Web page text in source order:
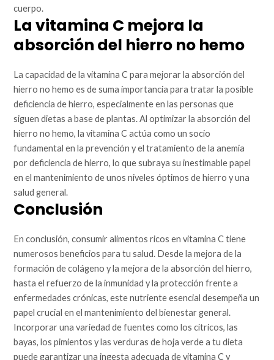
cuerpo.
La vitamina C mejora la
absorción del hierro no hemo
La capacidad de la vitamina C para mejorar la absorción del
hierro no hemo es de suma importancia para tratar la posible
deficiencia de hierro, especialmente en las personas que
siguen dietas a base de plantas. Al optimizar la absorción del
hierro no hemo, la vitamina C actúa como un socio
fundamental en la prevención y el tratamiento de la anemia
por deficiencia de hierro, lo que subraya su inestimable papel
en el mantenimiento de unos niveles óptimos de hierro y una
salud general.
Conclusión
En conclusión, consumir alimentos ricos en vitamina C tiene
numerosos beneficios para tu salud. Desde la mejora de la
formación de colágeno y la mejora de la absorción del hierro,
hasta el refuerzo de la inmunidad y la protección frente a
enfermedades crónicas, este nutriente esencial desempeña un
papel crucial en el mantenimiento del bienestar general.
Incorporar una variedad de fuentes como los cítricos, las
bayas, los pimientos y las verduras de hoja verde a tu dieta
puede garantizar una ingesta adecuada de vitamina C y